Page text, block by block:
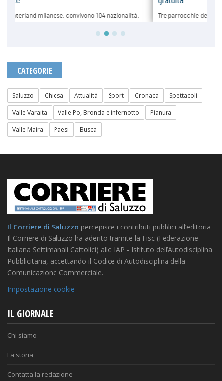
CATEGORIE
Saluzzo Chiesa Attualità Sport Cronaca
Spettacoli
Valle Varaita
Valle Po, Bronda e infernotto
Pianura
Valle Maira
Paesi Busca
Il Corriere di Saluzzo percepisce i contributi pubblici all’editoria.
Il Corriere di Saluzzo ha aderito tramite la Fisc (Federazione
Italiana Settimanali Cattolici) allo IAP - Istituto dell’Autodisciplina
Pubblicitaria, accettando il Codice di Autodisciplina della
Comunicazione Commerciale.
Impostazione cookie
IL GIORNALE
Chi siamo
La storia
Contatta la redazione